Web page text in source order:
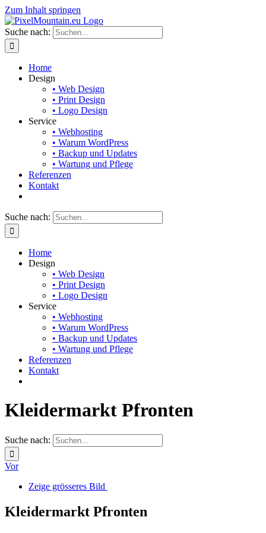
Zum Inhalt springen
Suche nach:
Home
Design
• Web Design
• Print Design
• Logo Design
Service
• Webhosting
• Warum WordPress
• Backup und Updates
• Wartung und Pflege
Referenzen
Kontakt
Suche nach:
Home
Design
• Web Design
• Print Design
• Logo Design
Service
• Webhosting
• Warum WordPress
• Backup und Updates
• Wartung und Pflege
Referenzen
Kontakt
Kleidermarkt Pfronten
Suche nach:
Vor
Zeige grösseres Bild
Kleidermarkt Pfronten